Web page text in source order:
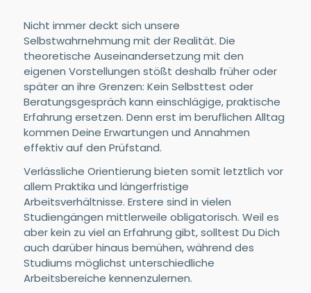
Nicht immer deckt sich unsere
Selbstwahrnehmung mit der Realität. Die
theoretische Auseinandersetzung mit den
eigenen Vorstellungen stößt deshalb früher oder
später an ihre Grenzen: Kein Selbsttest oder
Beratungsgespräch kann einschlägige, praktische
Erfahrung ersetzen. Denn erst im beruflichen Alltag
kommen Deine Erwartungen und Annahmen
effektiv auf den Prüfstand.
Verlässliche Orientierung bieten somit letztlich vor
allem Praktika und längerfristige
Arbeitsverhältnisse. Erstere sind in vielen
Studiengängen mittlerweile obligatorisch. Weil es
aber kein zu viel an Erfahrung gibt, solltest Du Dich
auch darüber hinaus bemühen, während des
Studiums möglichst unterschiedliche
Arbeitsbereiche kennenzulernen.